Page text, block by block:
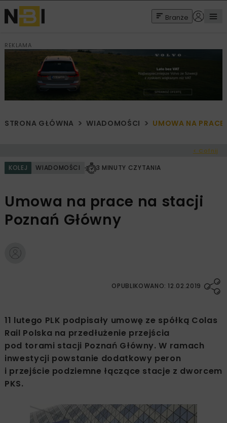
Branże
REKLAMA
STRONA GŁÓWNA WIADOMOŚCI UMOWA NA
< Cofnij
KOLEJ WIADOMOŚCI 3 MINUTY CZYTANIA
Umowa na prace na stacji
Poznań Główny
OPUBLIKOWANO: 12.02.2019
11 lutego PLK podpisały umowę ze spółką Colas
Rail Polska na przedłużenie przejścia
pod torami stacji Poznań Główny. W ramach
inwestycji powstanie dodatkowy peron
i przejście podziemne łączące stacje z dworcem
PKS.